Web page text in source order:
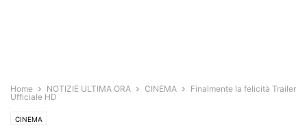
Home NOTIZIE ULTIMA ORA CINEMA
Finalmente la felicità Trailer
Ufficiale HD
CINEMA